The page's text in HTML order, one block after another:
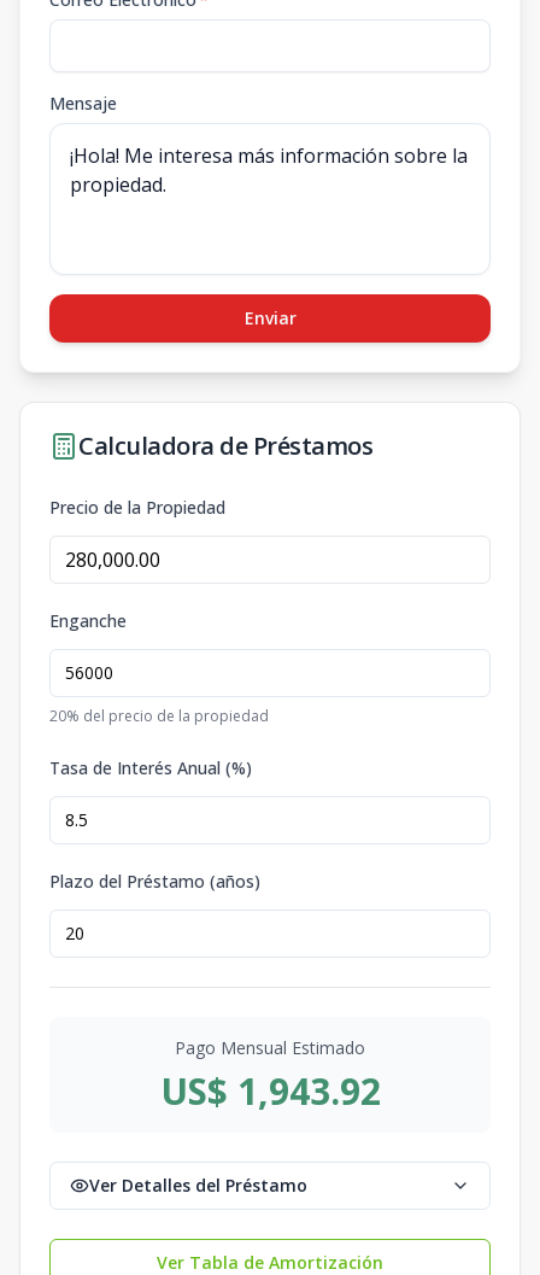
Mensaje
Enviar
Calculadora de Préstamos
Precio de la Propiedad
Enganche
20% del precio de la propiedad
Tasa de Interés Anual (%)
Plazo del Préstamo (años)
Pago Mensual Estimado
US$ 1,943.92
Ver Detalles del Préstamo
Ver Tabla de Amortización